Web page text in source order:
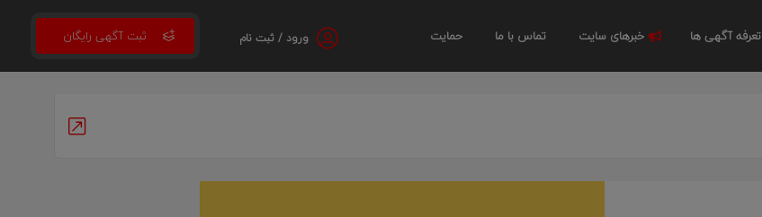
ورود / ثبت نام تعرفه آگهی ها خبرهای سایت تماس با ما حمایت